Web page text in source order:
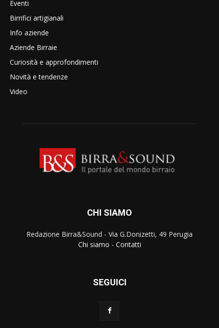
Eventi
Birrifici artigianali
Info aziende
Aziende Birraie
Curiosità e approfondimenti
Novità e tendenze
Video
CHI SIAMO
Redazione Birra&Sound - Via G.Donizetti, 49 Perugia
Chi siamo - Contatti
SEGUICI